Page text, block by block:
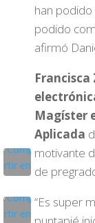
han
podido
afirmó
Magíster
Aplicada
motivante
de
“Es super